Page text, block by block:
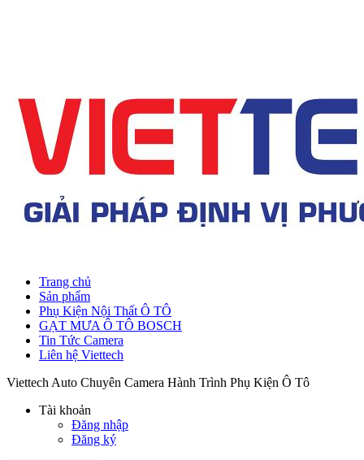
Trang chủ
Sản phẩm
Phụ Kiện Nội Thất Ô TÔ
GẠT MƯA Ô TÔ BOSCH
Tin Tức Camera
Liên hệ Viettech
Viettech Auto Chuyên Camera Hành Trình Phụ Kiện Ô Tô
Tài khoản
Đăng nhập
Đăng ký